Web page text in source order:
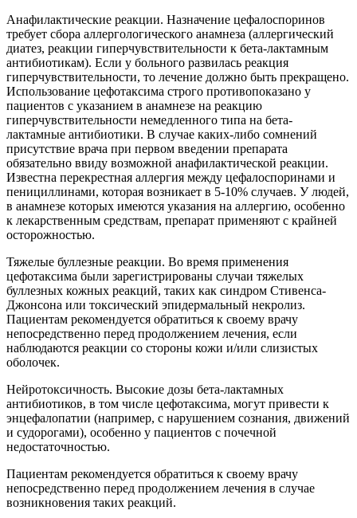
Анафилактические реакции. Назначение цефалоспоринов
требует сбора аллергологического анамнеза (аллергический
диатез, реакции гиперчувствительности к бета-лактамным
антибиотикам). Если у больного развилась реакция
гиперчувствительности, то лечение должно быть прекращено.
Использование цефотаксима строго противопоказано у
пациентов с указанием в анамнезе на реакцию
гиперчувствительности немедленного типа на бета-
лактамные антибиотики. В случае каких-либо сомнений
присутствие врача при первом введении препарата
обязательно ввиду возможной анафилактической реакции.
Известна перекрестная аллергия между цефалоспоринами и
пенициллинами, которая возникает в 5-10% случаев. У людей,
в анамнезе которых имеются указания на аллергию, особенно
к лекарственным средствам, препарат применяют с крайней
осторожностью.
Тяжелые буллезные реакции. Во время применения
цефотаксима были зарегистрированы случаи тяжелых
буллезных кожных реакций, таких как синдром Стивенса-
Джонсона или токсический эпидермальный некролиз.
Пациентам рекомендуется обратиться к своему врачу
непосредственно перед продолжением лечения, если
наблюдаются реакции со стороны кожи и/или слизистых
оболочек.
Нейротоксичность. Высокие дозы бета-лактамных
антибиотиков, в том числе цефотаксима, могут привести к
энцефалопатии (например, с нарушением сознания, движений
и судорогами), особенно у пациентов с почечной
недостаточностью.
Пациентам рекомендуется обратиться к своему врачу
непосредственно перед продолжением лечения в случае
возникновения таких реакций.